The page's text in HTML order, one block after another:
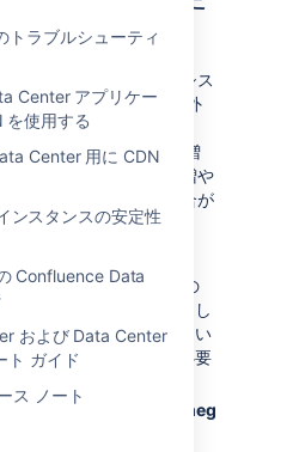
トラブルシューティ
Center アプリケー
を使用する
Center 用に CDN
ンスタンスの安定性
Confluence Data
および Data Center
ト ガイド
ス ノート
値が適していますが、シス
プロパティを使用して外
定できます。たとえば、
可能なプロセスの数) を増
終了するまでの時間を増や
ます。変更が必要な場合が
次のとおりです。
セス (サンドボックス) の
、このプロパティを使用し
それぞれのプロセスについ
追加メモリを許可する必要
ロセス (サンドボックス)